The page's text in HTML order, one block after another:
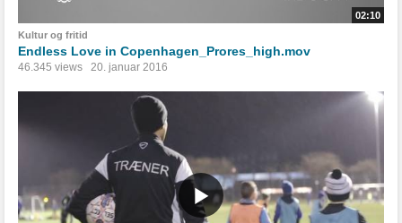
02:10
Kultur og fritid
Endless Love in Copenhagen_Prores_high.mov
46.345 views 20. januar 2016